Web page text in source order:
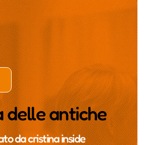
delle antiche
dacristina inside